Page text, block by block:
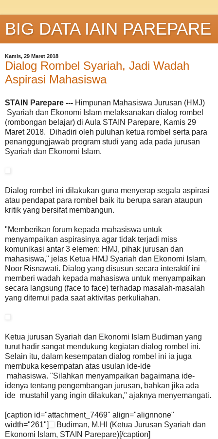
BIG DATA IAIN PAREPARE
Kamis, 29 Maret 2018
Dialog Rombel Syariah, Jadi Wadah
Aspirasi Mahasiswa
STAIN Parepare --- Himpunan Mahasiswa Jurusan (HMJ)
Syariah dan Ekonomi Islam melaksanakan dialog rombel
(rombongan belajar) di Aula STAIN Parepare, Kamis 29
Maret 2018. Dihadiri oleh puluhan ketua rombel serta para
penanggungjawab program studi yang ada pada jurusan
Syariah dan Ekonomi Islam.
Dialog rombel ini dilakukan guna menyerap segala aspirasi
atau pendapat para rombel baik itu berupa saran ataupun
kritik yang bersifat membangun.
"Memberikan forum kepada mahasiswa untuk
menyampaikan aspirasinya agar tidak terjadi miss
komunikasi antar 3 elemen: HMJ, pihak jurusan dan
mahasiswa," jelas Ketua HMJ Syariah dan Ekonomi Islam,
Noor Risnawati. Dialog yang disusun secara interaktif ini
memberi wadah kepada mahasiswa untuk menyampaikan
secara langsung (face to face) terhadap masalah-masalah
yang ditemui pada saat aktivitas perkuliahan.
Ketua jurusan Syariah dan Ekonomi Islam Budiman yang
turut hadir sangat mendukung kegiatan dialog rombel ini.
Selain itu, dalam kesempatan dialog rombel ini ia juga
membuka kesempatan atas usulan ide-ide
mahasiswa. "Silahkan menyampaikan bagaimana ide-
idenya tentang pengembangan jurusan, bahkan jika ada
ide mustahil yang ingin dilakukan," ajaknya menyemangati.
[caption id="attachment_7469" align="alignnone"
width="261"]
Budiman, M.HI (Ketua Jurusan Syariah dan
Ekonomi Islam, STAIN Parepare)[/caption]